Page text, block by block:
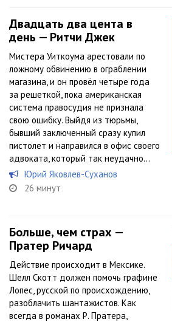
Двадцать два цента в
день — Ритчи Джек
Мистера Уиткоума арестовали по
ложному обвинению в ограблении
магазина, и он провёл четыре года
за решеткой, пока американская
система правосудия не признала
свою ошибку. Выйдя из тюрьмы,
бывший заключенный сразу купил
пистолет и направился в офис своего
адвоката, который так неудачно...
Юрий Яковлев-Суханов
26 минут
Больше, чем страх —
Пратер Ричард
Действие происходит в Мексике.
Шелл Скотт должен помочь графине
Лопес, русской по происхождению,
разоблачить шантажистов. Как
всегда в романах Р. Пратера,